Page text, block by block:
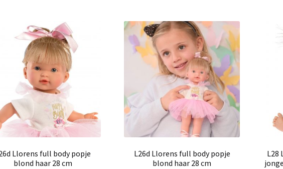
Llorens full body popje
blond haar 28 cm
L26d Llorens full body popje
blond haar 28 cm
L28